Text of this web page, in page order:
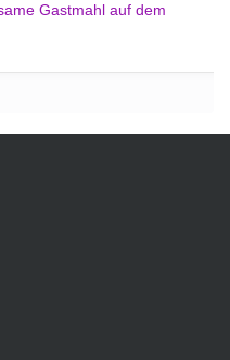
Gastmahl auf dem